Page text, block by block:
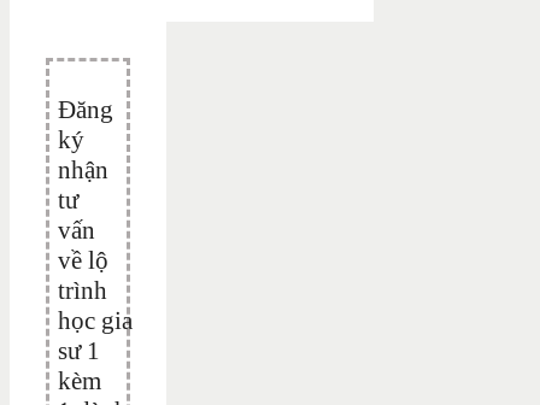
Đăng
ký
nhận
tư
vấn
về lộ
trình
học gia
sư 1
kèm